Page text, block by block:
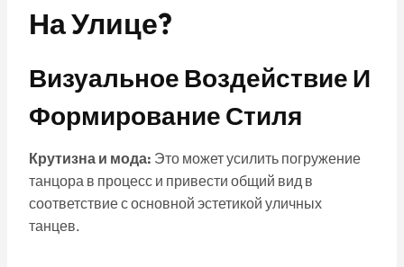
На Улице?
Визуальное Воздействие И
Формирование Стиля
Крутизна и мода: Это может усилить погружение
танцора в процесс и привести общий вид в
соответствие с основной эстетикой уличных
танцев.